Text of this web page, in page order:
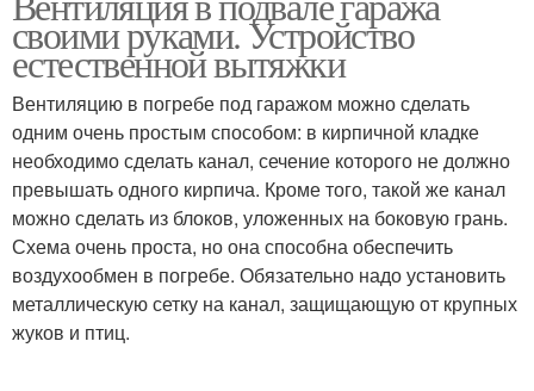
своими руками. Устройство
естественной вытяжки
Вентиляцию в погребе под гаражом можно сделать
одним очень простым способом: в кирпичной кладке
необходимо сделать канал, сечение которого не должно
превышать одного кирпича. Кроме того, такой же канал
можно сделать из блоков, уложенных на боковую грань.
Схема очень проста, но она способна обеспечить
воздухообмен в погребе. Обязательно надо установить
металлическую сетку на канал, защищающую от крупных
жуков и птиц.